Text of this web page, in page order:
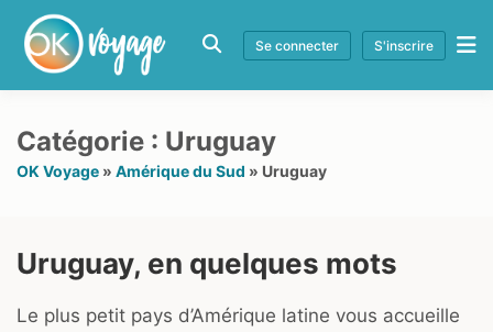
Se connecter S'inscrire
Catégorie : Uruguay
OK Voyage » Amérique du Sud » Uruguay
Uruguay, en quelques mots
Le plus petit pays d’Amérique latine vous accueille